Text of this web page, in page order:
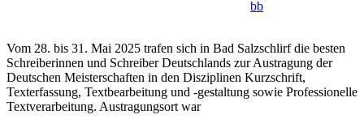
bb
Vom 28. bis 31. Mai 2025 trafen sich in Bad Salzschlirf die besten
Schreiberinnen und Schreiber Deutschlands zur Austragung der
Deutschen Meisterschaften in den Disziplinen Kurzschrift,
Texterfassung, Textbearbeitung und -gestaltung sowie Professionelle
Textverarbeitung. Austragungsort war